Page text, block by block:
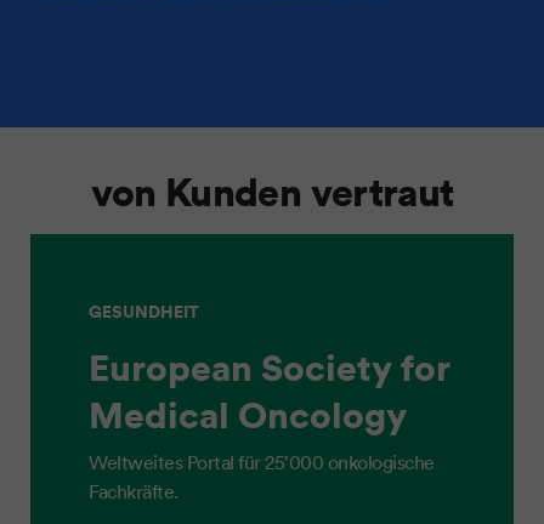
von Kunden vertraut
GESUNDHEIT
European Society for
Medical Oncology
Weltweites Portal für 25’000 onkologische
Fachkräfte.